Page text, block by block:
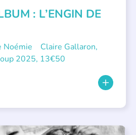
: L’ENGIN DE
Noémie Claire Gallaron,
2025, 13€50